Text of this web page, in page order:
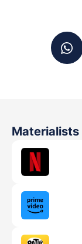
Materialists